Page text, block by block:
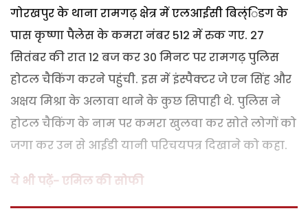
गोरखपुर के थाना रामगढ़ क्षेत्र में एलआईसी बिल्ंिडग के
पास कृष्णा पैलेस के कमरा नंबर 512 में रुक गए. 27
सितंबर की रात 12 बज कर 30 मिनट पर रामगढ़ पुलिस
होटल चैकिंग करने पहुंची. इस में इंस्पैक्टर जे एन सिंह और
अक्षय मिश्रा के अलावा थाने के कुछ सिपाही थे. पुलिस ने
होटल चैकिंग के नाम पर कमरा खुलवा कर सोते लोगों को
जगा कर उन से आईडी यानी परिचयपत्र दिखाने को कहा.
ये भी पढ़ें- एमिल की सोफी